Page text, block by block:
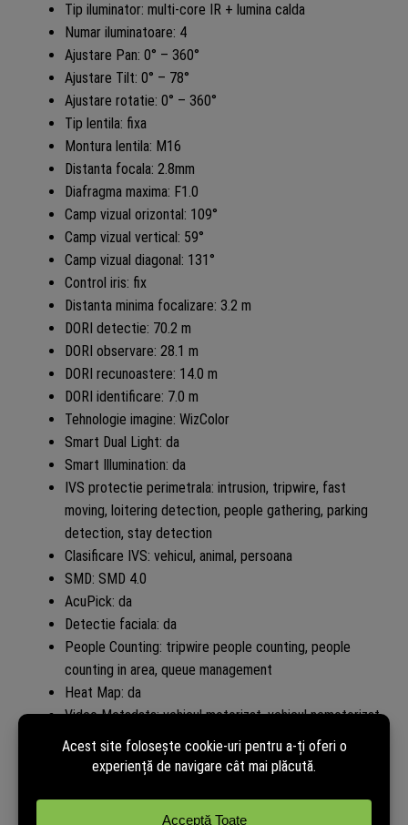
Tip iluminator: multi-core IR + lumina calda
Numar iluminatoare: 4
Ajustare Pan: 0° – 360°
Ajustare Tilt: 0° – 78°
Ajustare rotatie: 0° – 360°
Tip lentila: fixa
Montura lentila: M16
Distanta focala: 2.8mm
Diafragma maxima: F1.0
Camp vizual orizontal: 109°
Camp vizual vertical: 59°
Camp vizual diagonal: 131°
Control iris: fix
Distanta minima focalizare: 3.2 m
DORI detectie: 70.2 m
DORI observare: 28.1 m
DORI recunoastere: 14.0 m
DORI identificare: 7.0 m
Tehnologie imagine: WizColor
Smart Dual Light: da
Smart Illumination: da
IVS protectie perimetrala: intrusion, tripwire, fast
moving, loitering detection, people gathering, parking
detection, stay detection
Clasificare IVS: vehicul, animal, persoana
SMD: SMD 4.0
AcuPick: da
Detectie faciala: da
People Counting: tripwire people counting, people
counting in area, queue management
Heat Map: da
Video Metadata: vehicul motorizat, vehicul nemotorizat,
fata, corp uman
Smart Search: da, cu NVR compatibil